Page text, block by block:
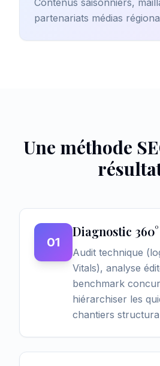
Contenus saisonniers,
partenariats médias
Une méthode
01
Diagnostic 360°
Audit technique
Vitals), analyse
benchmark
hiérarchiser les
chantiers